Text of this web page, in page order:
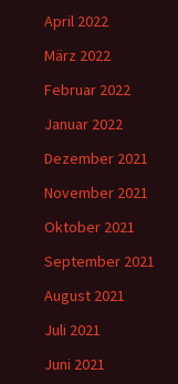
April 2022
März 2022
Februar 2022
Januar 2022
Dezember 2021
November 2021
Oktober 2021
September 2021
August 2021
Juli 2021
Juni 2021